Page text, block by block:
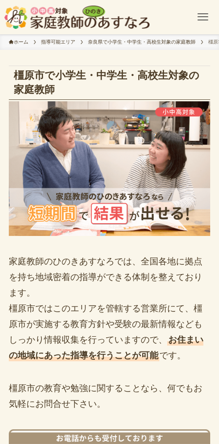
ホーム 指導可能エリア 奈良県で小学生・中学生・高校生対象の家庭教師 橿原
橿原市で小学生・中学生・高校生対象の
家庭教師
家庭教師のひのきあすなろでは、全国各地に拠点
を持ち地域密着の指導ができる体制を整えており
ます。
橿原市ではこのエリアを管轄する営業所にて、橿
原市が実施する教育方針や受験の最新情報なども
しっかり情報収集を行っていますので、 お住まい
の地域にあった指導を行うことが可能です。
橿原市の教育や勉強に関することなら、何でもお
気軽にお問合せ下さい。